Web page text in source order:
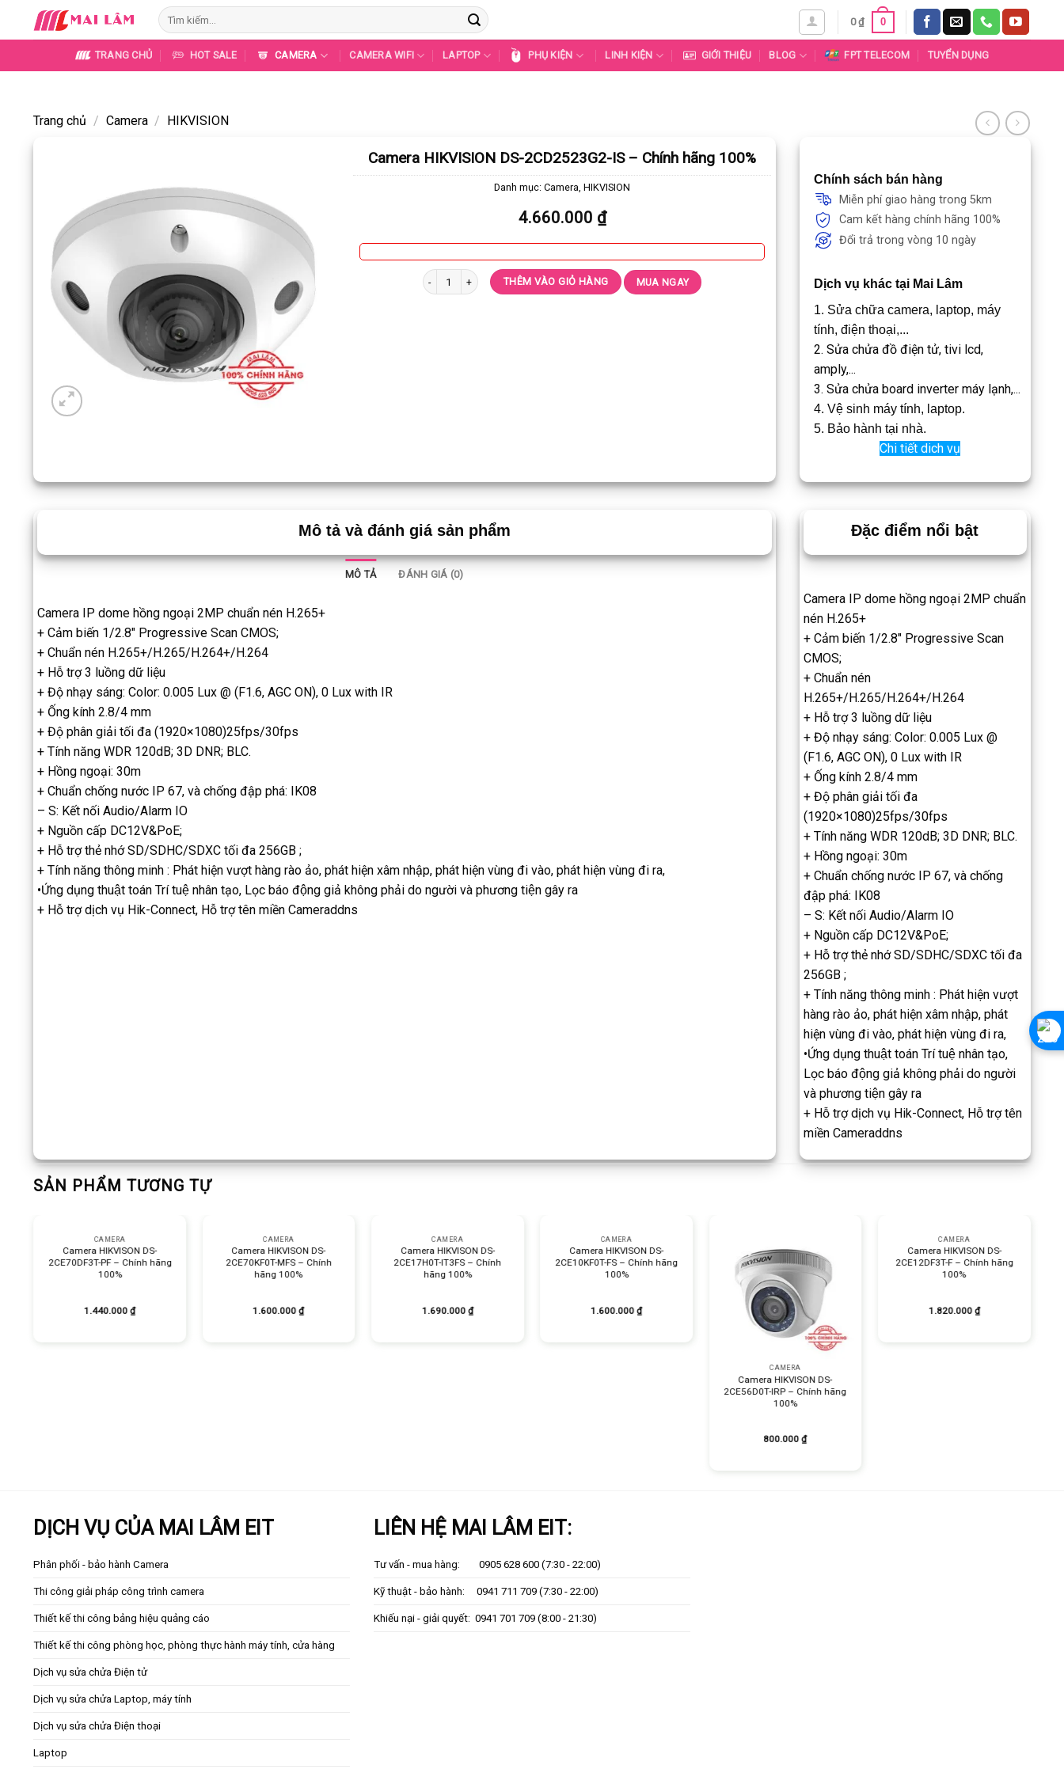
Tìm
kiếm:
0₫ 0
TRANG CHỦ HOT SALE CAMERA CAMERA WIFI LAPTOP PHỤ KIỆN LINH KIỆN GIỚI THIỆU BLOG FPT TELECOM TUYỂN DỤNG
Trang chủ / Camera / HIKVISION
Camera HIKVISION DS-2CD2523G2-IS – Chính hãng 100%
Danh mục:Camera,HIKVISION
4.660.000 ₫
Camera HIKVISION DS-2CD2523G2-IS - Chính hãng 100% số lượng
THÊM VÀO GIỎ HÀNG MUA NGAY
Chính sách bán hàng
Miễn phí giao hàng trong 5km
Cam kết hàng chính hãng 100%
Đổi trả trong vòng 10 ngày
Dịch vụ khác tại Mai Lâm
1. Sửa chữa camera, laptop, máy
tính, điện thoại,...
2. Sửa chửa đồ điện tử, tivi lcd,
amply,...
3. Sửa chửa board inverter máy lạnh,...
4. Vệ sinh máy tính, laptop.
5. Bảo hành tại nhà.
Chi tiết dich vụ
Mô tả và đánh giá sản phẩm
MÔ TẢ ĐÁNH GIÁ (0)
Camera IP dome hồng ngoại 2MP chuẩn nén H.265+
+ Cảm biến 1/2.8″ Progressive Scan CMOS;
+ Chuẩn nén H.265+/H.265/H.264+/H.264
+ Hỗ trợ 3 luồng dữ liệu
+ Độ nhạy sáng: Color: 0.005 Lux @ (F1.6, AGC ON), 0 Lux with IR
+ Ống kính 2.8/4 mm
+ Độ phân giải tối đa (1920×1080)25fps/30fps
+ Tính năng WDR 120dB; 3D DNR; BLC.
+ Hồng ngoại: 30m
+ Chuẩn chống nước IP 67, và chống đập phá: IK08
– S: Kết nối Audio/Alarm IO
+ Nguồn cấp DC12V&PoE;
+ Hỗ trợ thẻ nhớ SD/SDHC/SDXC tối đa 256GB ;
+ Tính năng thông minh : Phát hiện vượt hàng rào ảo, phát hiện xâm nhập, phát hiện vùng đi vào, phát hiện vùng đi ra,
•Ứng dụng thuật toán Trí tuệ nhân tạo, Lọc báo động giả không phải do người và phương tiện gây ra
+ Hỗ trợ dịch vụ Hik-Connect, Hỗ trợ tên miền Cameraddns
Đặc điểm nổi bật
Camera IP dome hồng ngoại 2MP chuẩn
nén H.265+
+ Cảm biến 1/2.8″ Progressive Scan
CMOS;
+ Chuẩn nén
H.265+/H.265/H.264+/H.264
+ Hỗ trợ 3 luồng dữ liệu
+ Độ nhạy sáng: Color: 0.005 Lux @
(F1.6, AGC ON), 0 Lux with IR
+ Ống kính 2.8/4 mm
+ Độ phân giải tối đa
(1920×1080)25fps/30fps
+ Tính năng WDR 120dB; 3D DNR; BLC.
+ Hồng ngoại: 30m
+ Chuẩn chống nước IP 67, và chống
đập phá: IK08
– S: Kết nối Audio/Alarm IO
+ Nguồn cấp DC12V&PoE;
+ Hỗ trợ thẻ nhớ SD/SDHC/SDXC tối đa
256GB ;
+ Tính năng thông minh : Phát hiện vượt
hàng rào ảo, phát hiện xâm nhập, phát
hiện vùng đi vào, phát hiện vùng đi ra,
•Ứng dụng thuật toán Trí tuệ nhân tạo,
Lọc báo động giả không phải do người
và phương tiện gây ra
+ Hỗ trợ dịch vụ Hik-Connect, Hỗ trợ tên
miền Cameraddns
SẢN PHẨM TƯƠNG TỰ
CAMERA
Camera HIKVISON DS-
2CE70DF3T-PF – Chính hãng
100%
1.440.000₫
CAMERA
Camera HIKVISON DS-
2CE70KF0T-MFS – Chính
hãng 100%
1.600.000₫
CAMERA
Camera HIKVISON DS-
2CE17H0T-IT3FS – Chính
hãng 100%
1.690.000 ₫
CAMERA
Camera HIKVISON DS-
2CE10KF0T-FS – Chính hãng
100%
1.600.000₫
CAMERA
Camera HIKVISON DS-
2CE56D0T-IRP – Chính hãng
100%
800.000₫
CAMERA
Camera HIKVISON DS-
2CE12DF3T-F – Chính hãng
100%
1.820.000 ₫
DỊCH VỤ CỦA MAI LÂM EIT
Phân phối - bảo hành Camera
Thi công giải pháp công trình camera
Thiết kế thi công bảng hiệu quảng cáo
Thiết kế thi công phòng học, phòng thực hành máy tính, cửa hàng
Dịch vụ sửa chửa Điện tử
Dịch vụ sửa chửa Laptop, máy tính
Dịch vụ sửa chửa Điện thoại
Laptop
LIÊN HỆ MAI LÂM EIT:
Tư vấn - mua hàng: 0905 628 600 (7:30 - 22:00)
Kỹ thuật - bảo hành: 0941 711 709 (7:30 - 22:00)
Khiếu nại - giải quyết: 0941 701 709 (8:00 - 21:30)